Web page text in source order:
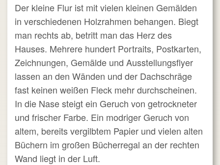
Der kleine Flur ist mit vielen kleinen Gemälden
in verschiedenen Holzrahmen behangen. Biegt
man rechts ab, betritt man das Herz des
Hauses. Mehrere hundert Portraits, Postkarten,
Zeichnungen, Gemälde und Ausstellungsflyer
lassen an den Wänden und der Dachschräge
fast keinen weißen Fleck mehr durchscheinen.
In die Nase steigt ein Geruch von getrockneter
und frischer Farbe. Ein modriger Geruch von
altem, bereits vergilbtem Papier und vielen alten
Büchern im großen Bücherregal an der rechten
Wand liegt in der Luft.